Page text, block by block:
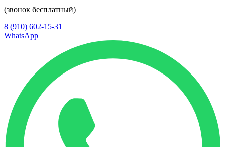
(звонок бесплатный)
8 (910) 602-15-31
WhatsApp